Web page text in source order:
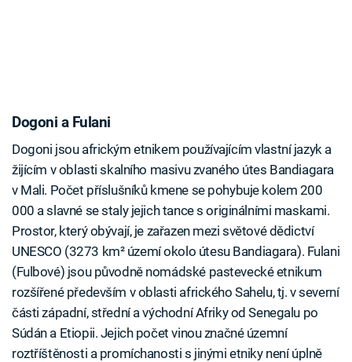
Dogoni a Fulani
Dogoni jsou africkým etnikem používajícím vlastní jazyk a
žijícím v oblasti skalního masivu zvaného útes Bandiagara
v Mali. Počet příslušníků kmene se pohybuje kolem 200
000 a slavné se staly jejich tance s originálními maskami.
Prostor, který obývají, je zařazen mezi světové dědictví
UNESCO (3273 km² území okolo útesu Bandiagara). Fulani
(Fulbové) jsou původně nomádské pastevecké etnikum
rozšířené především v oblasti afrického Sahelu, tj. v severní
části západní, střední a východní Afriky od Senegalu po
Súdán a Etiopii. Jejich počet vinou značné územní
roztříštěnosti a promíchanosti s jinými etniky není úplně